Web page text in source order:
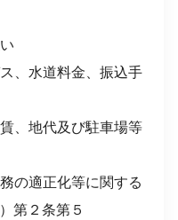
、水道料金、振込手
、地代及び駐車場等
の適正化等に関する
第２条第５